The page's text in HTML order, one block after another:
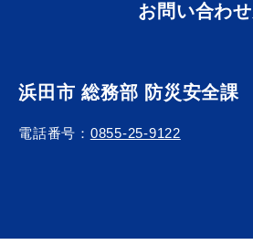
お問い合わ
浜田市 総務部 防災安全課
電話番号： 0855-25-9122